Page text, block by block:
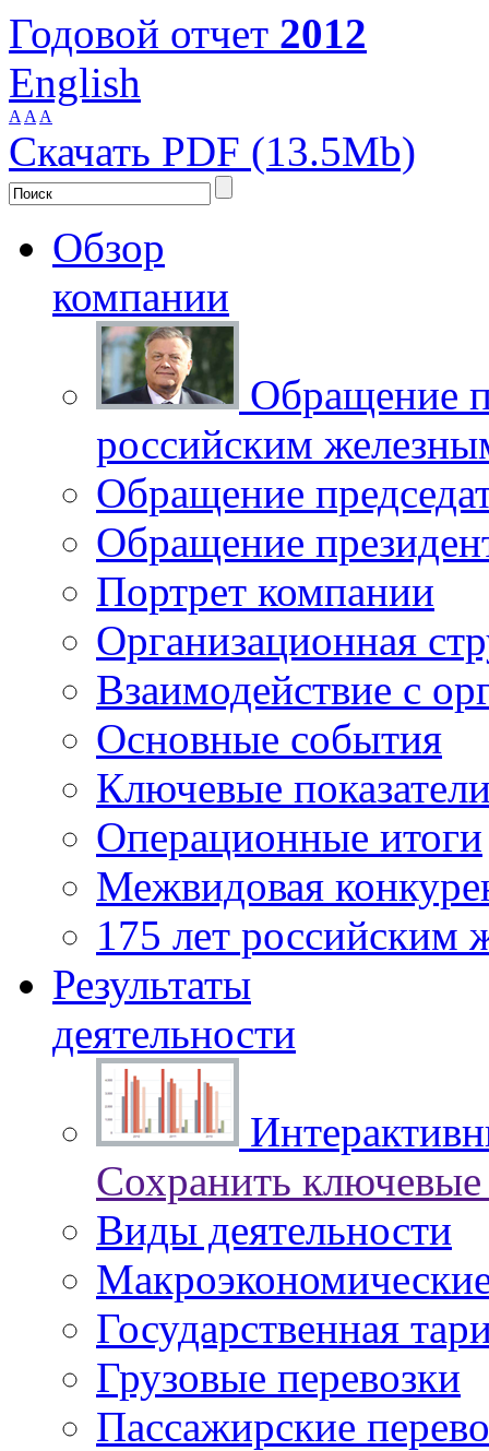
Годовой отчет 2012
English
A A A
Скачать PDF (13.5Mb)
Обзор
компании
Обращение
российским
Обращение
Обращение
Портрет компании
Организационная
Взаимодействие с
Основные события
Ключевые
Операционные итоги
Межвидовая
175 лет российским
Результаты
деятельности
Сохранить ключевые
Виды деятельности
Государственная
Грузовые перевозки
Пассажирские